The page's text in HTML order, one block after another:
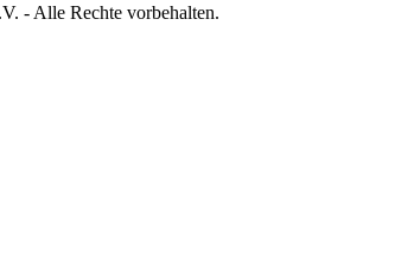
- Alle Rechte vorbehalten.